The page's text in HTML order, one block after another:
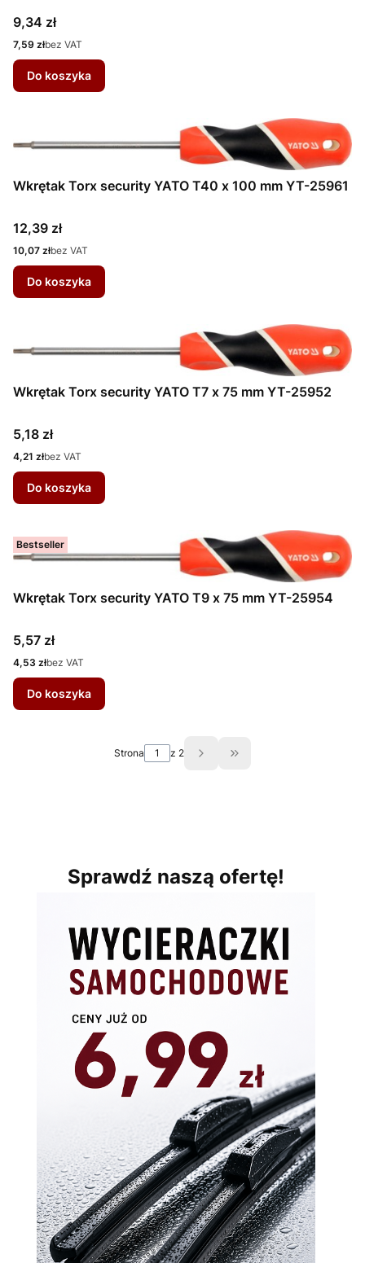
Cena
9,34 zł
Cena
7,59 złbez VAT
Do koszyka
Wkrętak Torx security YATO T40 x 100 mm YT-25961
Cena
12,39 zł
Cena
10,07 złbez VAT
Do koszyka
Wkrętak Torx security YATO T7 x 75 mm YT-25952
Cena
5,18 zł
Cena
4,21 złbez VAT
Do koszyka
Bestseller
Wkrętak Torx security YATO T9 x 75 mm YT-25954
Cena
5,57 zł
Cena
4,53 złbez VAT
Do koszyka
Strona z 2 Przejdź do ostatniej
Sprawdź naszą ofertę!